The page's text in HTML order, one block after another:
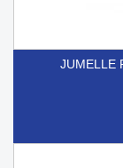
JUMELLE